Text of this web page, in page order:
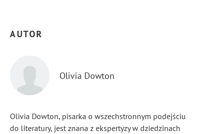
AUTOR
Olivia Dowton
Olivia Dowton, pisarka o wszechstronnym podejściu
do literatury, jest znana z ekspertyzy w dziedzinach